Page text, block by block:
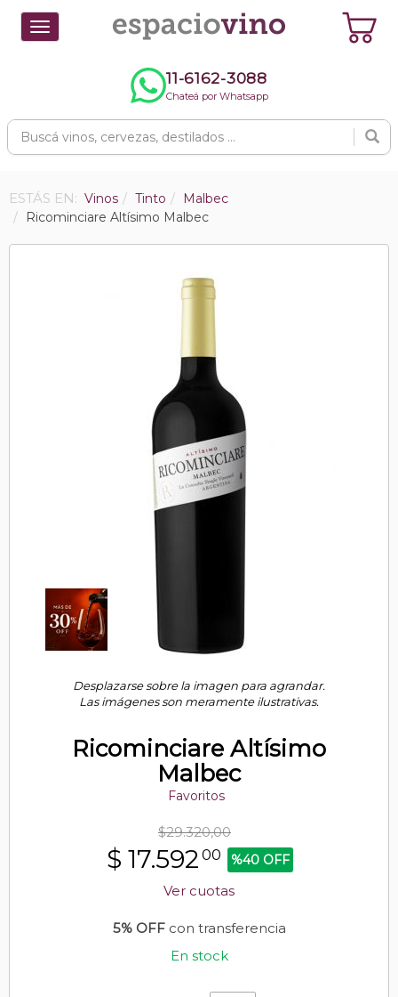
Toggle
navigation
11-6162-3088
Chateá por Whatsapp
ESTÁS EN: Vinos Tinto
Malbec
Ricominciare Altísimo Malbec
Desplazarse sobre la imagen para agrandar.
Las imágenes son meramente ilustrativas.
Ricominciare Altísimo
Malbec
Favoritos
$29.320,00
$ 17.592 00 %40 OFF
Ver cuotas
5% OFFcon transferencia
En stock